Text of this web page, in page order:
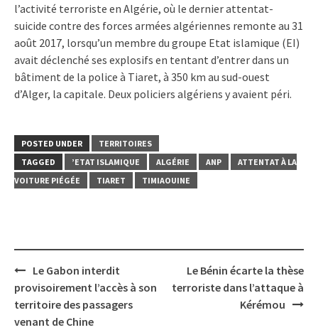
l’activité terroriste en Algérie, où le dernier attentat-
suicide contre des forces armées algériennes remonte au 31
août 2017, lorsqu’un membre du groupe Etat islamique (EI)
avait déclenché ses explosifs en tentant d’entrer dans un
bâtiment de la police à Tiaret, à 350 km au sud-ouest
d’Alger, la capitale. Deux policiers algériens y avaient péri.
POSTED UNDER
TERRITOIRES
TAGGED
’ETAT ISLAMIQUE ALGÉRIE ANP
ATTENTAT À LA
VOITURE PIÉGÉE
TIARET TIMIAOUINE
Post
navigation
Le Gabon interdit
provisoirement l’accès à son
territoire des passagers
venant de Chine
Le Bénin écarte la thèse
terroriste dans l’attaque à
Kérémou